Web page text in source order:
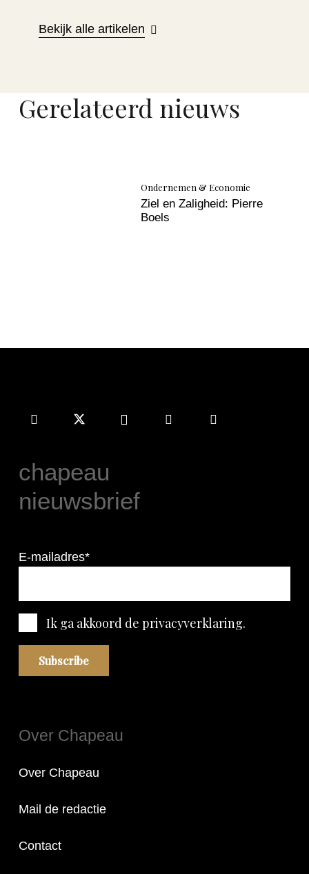
Bekijk alle artikelen
Gerelateerd nieuws
Ondernemen & Economie
Ziel en Zaligheid: Pierre
Boels
chapeau
nieuwsbrief
E-mailadres*
Ik ga akkoord de privacyverklaring.
Over Chapeau
Over Chapeau
Mail de redactie
Contact